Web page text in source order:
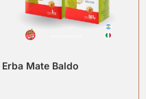
Erba Mate Baldo